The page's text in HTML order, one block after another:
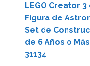
LEGO Creator
Figura de
Set de
de 6 Años o
31134